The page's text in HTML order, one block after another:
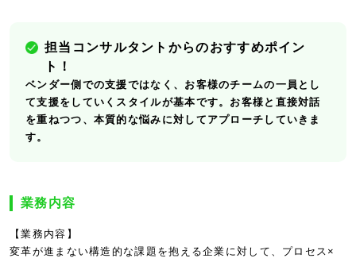
担当コンサルタントからのおすすめポイン
ト！
ベンダー側での支援ではなく、お客様のチームの一員とし
て支援をしていくスタイルが基本です。お客様と直接対話
を重ねつつ、本質的な悩みに対してアプローチしていきま
す。
業務内容
【業務内容】
変革が進まない構造的な課題を抱える企業に対して、プロセス×